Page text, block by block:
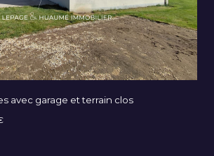
avec garage et terrain clos